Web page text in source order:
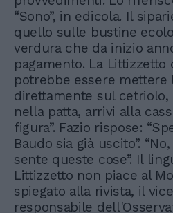
“Sono”, in edicola. Il
quello sulle bustine
verdura che da inizio
pagamento. La Littizzetto
potrebbe essere mettere
direttamente sul cetriolo,
nella patta, arrivi alla
figura”. Fazio rispose:
Baudo sia già uscito”.
sente queste cose”. Il
Littizzetto non piace al
spiegato alla rivista, il
responsabile